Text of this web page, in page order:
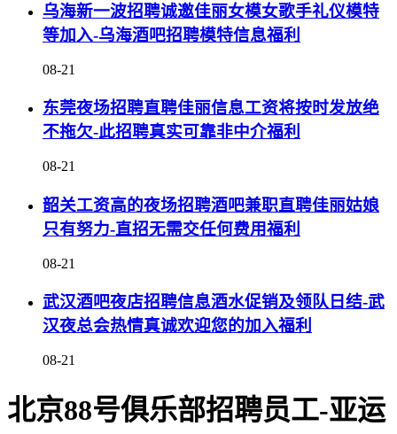
乌海新一波招聘诚邀佳丽女模女歌手礼仪模特
等加入-乌海酒吧招聘模特信息福利
08-21
东莞夜场招聘直聘佳丽信息工资将按时发放绝
不拖欠-此招聘真实可靠非中介福利
08-21
韶关工资高的夜场招聘酒吧兼职直聘佳丽姑娘
只有努力-直招无需交任何费用福利
08-21
武汉酒吧夜店招聘信息酒水促销及领队日结-武
汉夜总会热情真诚欢迎您的加入福利
08-21
北京88号俱乐部招聘员工-亚运